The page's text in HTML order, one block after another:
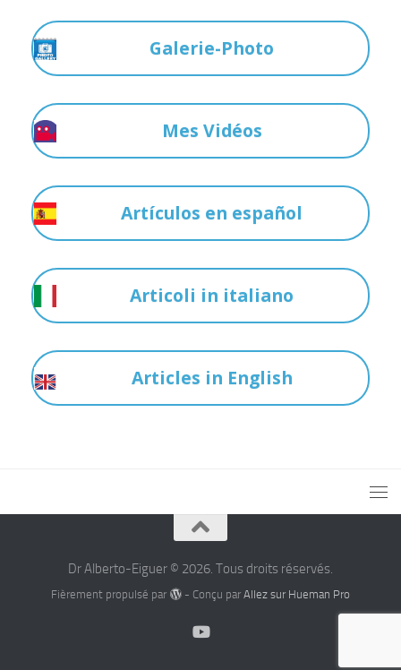
Galerie-Photo
Mes Vidéos
Artículos en español
Articoli in italiano
Articles in English
Dr Alberto-Eiguer © 2026. Tous droits réservés.
Fièrement propulsé par - Conçu par Allez sur Hueman Pro